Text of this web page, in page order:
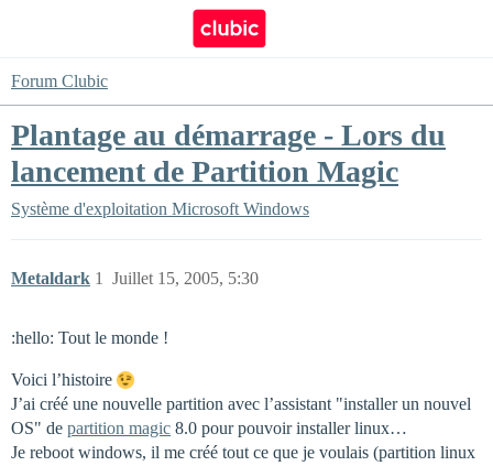
Forum Clubic
Plantage au démarrage - Lors du
lancement de Partition Magic
Système d'exploitation Microsoft Windows
Metaldark Juillet 15, 2005, 5:30
1
:hello: Tout le monde !
Voici l’histoire
J’ai créé une nouvelle partition avec l’assistant "installer un nouvel
OS" de partition magic 8.0 pour pouvoir installer linux…
Je reboot windows, il me créé tout ce que je voulais (partition linux